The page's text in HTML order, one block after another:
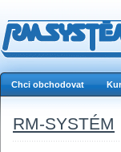
Chci obchodovat
RM-SYSTÉM